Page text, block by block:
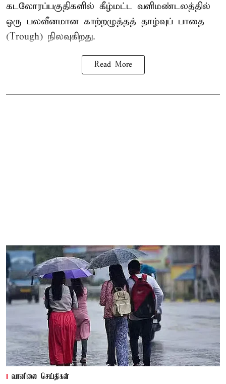
கடலோரப்பகுதிகளில் கீழ்மட்ட வளிமண்டலத்தில்
ஒரு பலவீனமான காற்றழுத்தத் தாழ்வுப் பாதை
(Trough) நிலவுகிறது.
Read More
வானிலை செய்திகள்